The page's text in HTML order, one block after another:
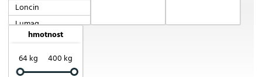
Loncin
Lumag
RATO
Robin Subaru
hmotnost
64 kg
400 kg